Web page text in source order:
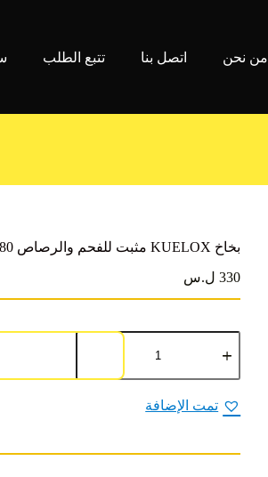
من نحن اتصل بنا تتبع الطلب
بخاخ KUELOX مثبت للفحم والرصاص ML180
330 ل.س
كمية
بخاخ
للفحم
والرصاص
تمت الإضافة